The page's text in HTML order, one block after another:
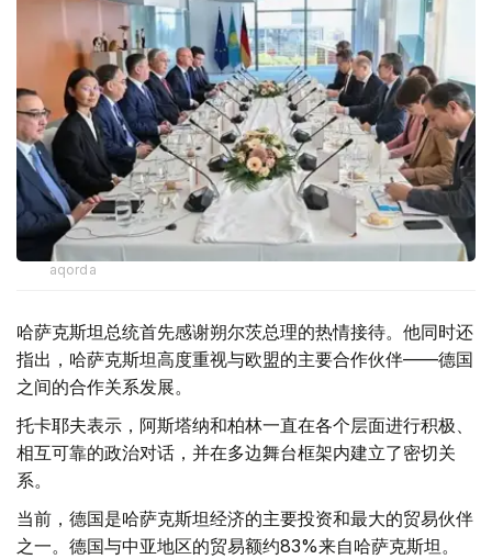
aqorda
哈萨克斯坦总统首先感谢朔尔茨总理的热情接待。他同时还
指出，哈萨克斯坦高度重视与欧盟的主要合作伙伴——德国
之间的合作关系发展。
托卡耶夫表示，阿斯塔纳和柏林一直在各个层面进行积极、
相互可靠的政治对话，并在多边舞台框架内建立了密切关
系。
当前，德国是哈萨克斯坦经济的主要投资和最大的贸易伙伴
之一。德国与中亚地区的贸易额约83%来自哈萨克斯坦。